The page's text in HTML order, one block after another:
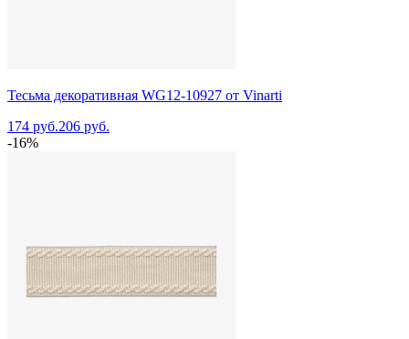
Тесьма декоративная WG12-10927 от Vinarti
174 руб.206 руб.
-16%